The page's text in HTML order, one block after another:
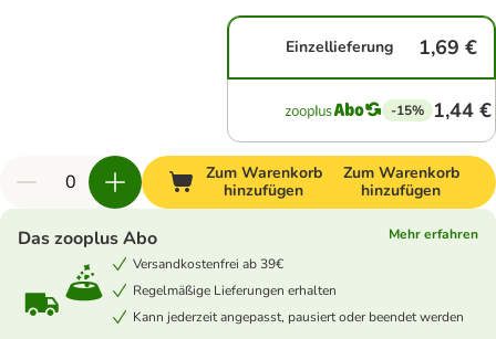
Einzellieferung 1,69 €
-15% 1,44 €
Zum Warenkorb
hinzufügen
Zum Warenkorb
hinzufügen
Das zooplus Abo
Mehr erfahren
Versandkostenfrei ab 39€
Regelmäßige Lieferungen erhalten
Kann jederzeit angepasst, pausiert oder beendet werden